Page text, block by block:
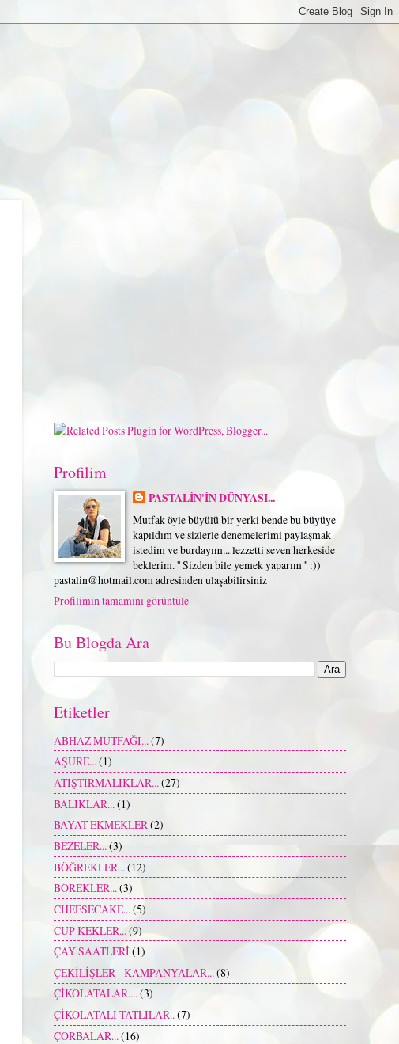
Profilim
PASTALİN'İN DÜNYASI...
Mutfak öyle büyülü bir yerki bende bu büyüye
kapıldım ve sizlerle denemelerimi paylaşmak
istedim ve burdayım... lezzetti seven herkeside
beklerim. '' Sizden bile yemek yaparım '' :))
pastalin@hotmail.com adresinden ulaşabilirsiniz
Profilimin tamamını görüntüle
Bu Blogda Ara
Etiketler
ABHAZ MUTFAĞI... (7)
AŞURE...(1)
ATIŞTIRMALIKLAR...(27)
BALIKLAR... (1)
BAYAT EKMEKLER(2)
BEZELER...(3)
BÖĞREKLER...(12)
BÖREKLER...(3)
CHEESECAKE...(5)
CUP KEKLER...(9)
ÇAY SAATLERİ (1)
ÇEKİLİŞLER - KAMPANYALAR...(8)
ÇİKOLATALAR....(3)
ÇİKOLATALI TATLILAR..(7)
ÇORBALAR... (16)